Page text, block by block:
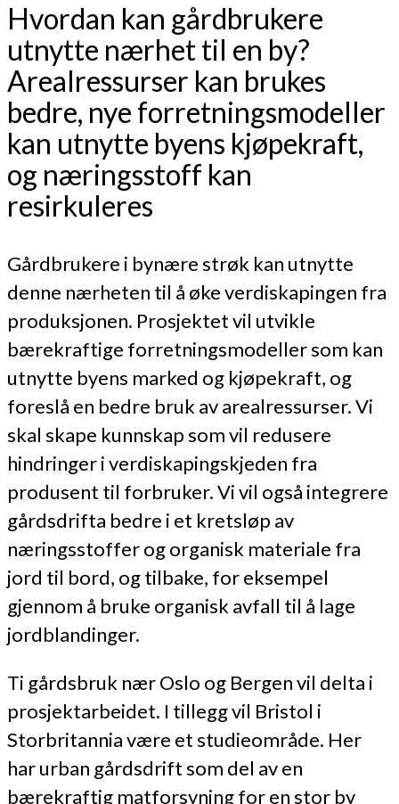
Hvordan kan gårdbrukere
utnytte nærhet til en by?
Arealressurser kan brukes
bedre, nye forretningsmodeller
kan utnytte byens kjøpekraft,
og næringsstoff kan
resirkuleres
Gårdbrukere i bynære strøk kan utnytte
denne nærheten til å øke verdiskapingen fra
produksjonen. Prosjektet vil utvikle
bærekraftige forretningsmodeller som kan
utnytte byens marked og kjøpekraft, og
foreslå en bedre bruk av arealressurser. Vi
skal skape kunnskap som vil redusere
hindringer i verdiskapingskjeden fra
produsent til forbruker. Vi vil også integrere
gårdsdrifta bedre i et kretsløp av
næringsstoffer og organisk materiale fra
jord til bord, og tilbake, for eksempel
gjennom å bruke organisk avfall til å lage
jordblandinger.
Ti gårdsbruk nær Oslo og Bergen vil delta i
prosjektarbeidet. I tillegg vil Bristol i
Storbritannia være et studieområde. Her
har urban gårdsdrift som del av en
bærekraftig matforsyning for en stor by